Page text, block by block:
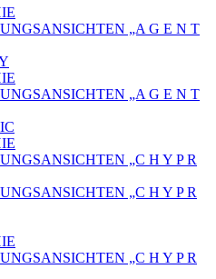
„A G E N T
„A G E N T
„C H Y P R
„C H Y P R
„C H Y P R